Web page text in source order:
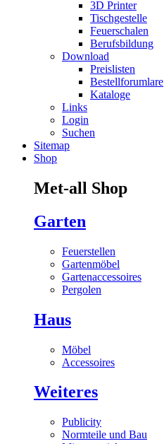
3D Printer
Tischgestelle
Feuerschalen
Berufsbildung
Download
Preislisten
Bestellforumlare
Kataloge
Links
Login
Suchen
Sitemap
Shop
Met-all Shop
Garten
Feuerstellen
Gartenmöbel
Gartenaccessoires
Pergolen
Haus
Möbel
Accessoires
Weiteres
Publicity
Normteile und Bau